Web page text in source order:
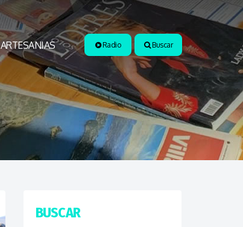
Radio Buscar
ARTESANIAS
BUSCAR